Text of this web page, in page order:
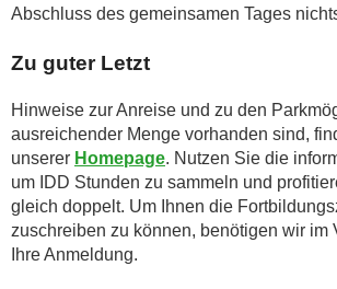
Abschluss des gemeinsamen Tages
Zu guter Letzt
Hinweise zur Anreise und zu den
ausreichender Menge vorhanden sind,
unserer Homepage. Nutzen Sie die
um IDD Stunden zu sammeln und
gleich doppelt. Um Ihnen die
zuschreiben zu können, benötigen wir im
Ihre Anmeldung.